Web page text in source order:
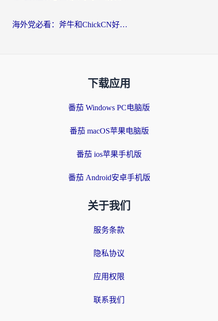
海外党必看：斧牛和ChickCN好用吗？3款热门加速器实测+番茄加速器深度体验
下载应用
番茄 Windows PC电脑版
番茄 macOS苹果电脑版
番茄 ios苹果手机版
番茄 Android安卓手机版
关于我们
服务条款
隐私协议
应用权限
联系我们